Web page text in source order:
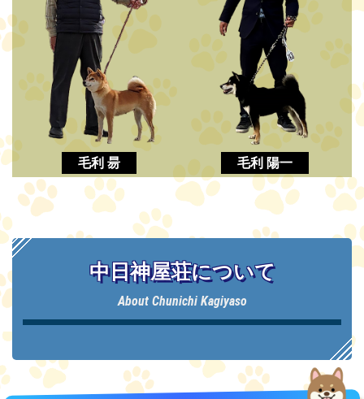
毛利 昜 毛利 陽一
中日神屋荘について
About Chunichi Kagiyaso